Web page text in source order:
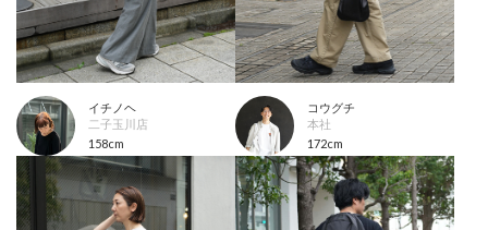
イチノヘ
二子玉川店
158cm
コウグチ
本社
172cm